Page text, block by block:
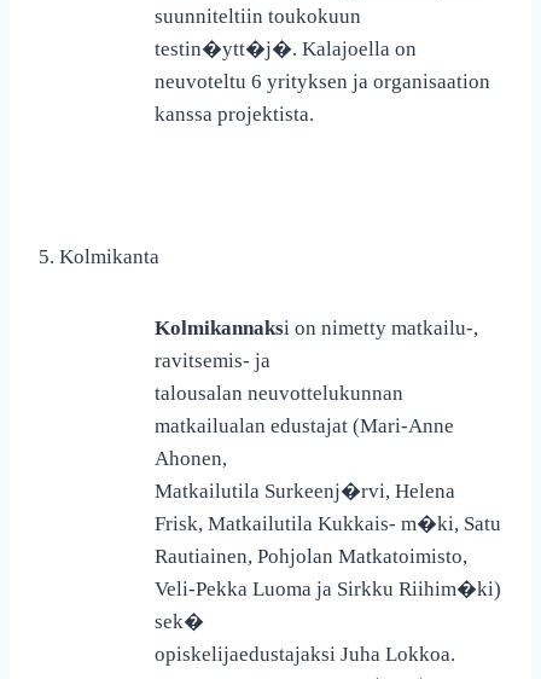
suunniteltiin toukokuun
testin�ytt�j�. Kalajoella on
neuvoteltu 6 yrityksen ja organisaation
kanssa projektista.
5. Kolmikanta
Kolmikannaksi on nimetty matkailu-,
ravitsemis- ja
talousalan neuvottelukunnan
matkailualan edustajat (Mari-Anne
Ahonen,
Matkailutila Surkeenj�rvi, Helena
Frisk, Matkailutila Kukkais- m�ki, Satu
Rautiainen, Pohjolan Matkatoimisto,
Veli-Pekka Luoma ja Sirkku Riihim�ki)
sek�
opiskelijaedustajaksi Juha Lokkoa.